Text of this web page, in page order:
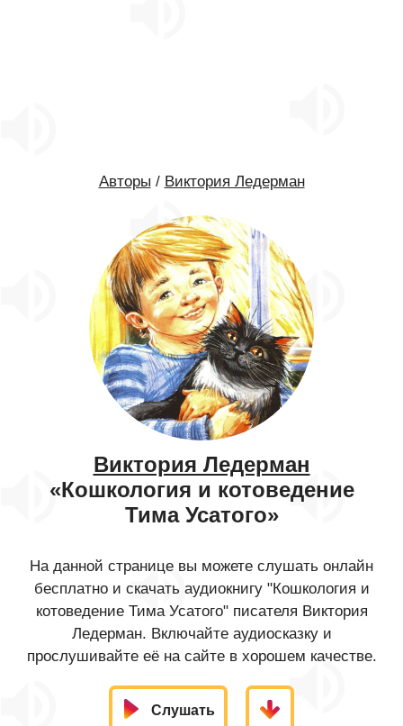
Авторы / Виктория Ледерман
Виктория Ледерман
«Кошкология и котоведение
Тима Усатого»
На данной странице вы можете слушать онлайн
бесплатно и скачать аудиокнигу "Кошкология и
котоведение Тима Усатого" писателя Виктория
Ледерман. Включайте аудиосказку и
прослушивайте её на сайте в хорошем качестве.
Слушать